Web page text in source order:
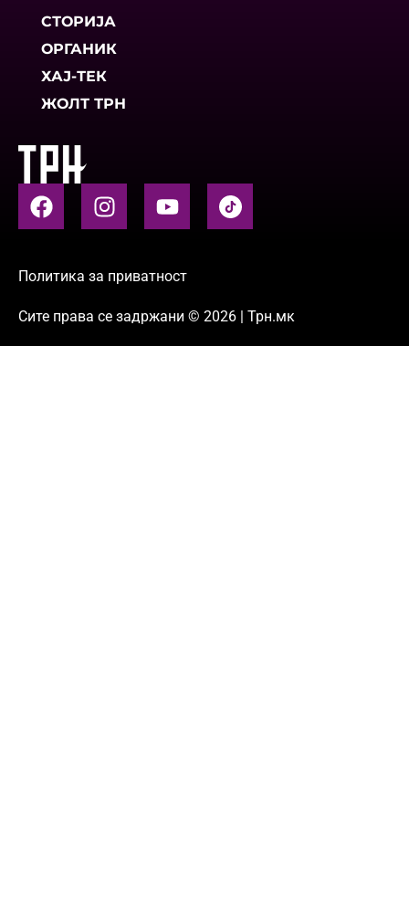
СТОРИЈА
ОРГАНИК
ХАЈ-ТЕК
ЖОЛТ ТРН
Политика за приватност
Сите права се задржани © 2026 | Трн.мк